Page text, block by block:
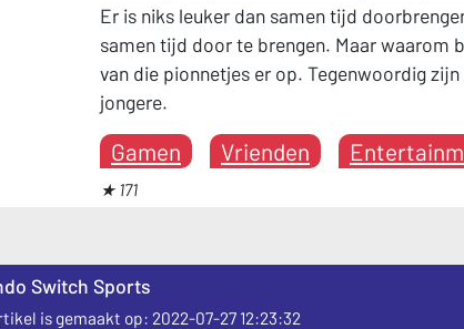
Er is niks leuker dan samen tijd
samen tijd door te brengen. Maar waarom
van die pionnetjes er op. Tegenwoordig
jongere.
Gamen Vrienden
★ 171
Switch Sports
is gemaakt op: 2022-07-27 12:23:32